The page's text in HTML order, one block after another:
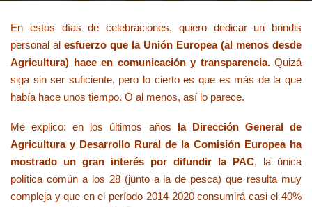
En estos días de celebraciones, quiero dedicar un brindis
personal al esfuerzo que la Unión Europea (al menos desde
Agricultura) hace en comunicación y transparencia.Quizá
siga sin ser suficiente, pero lo cierto es que es más de la que
había hace unos tiempo. O al menos, así lo parece.
Me explico: en los últimos años la Dirección General de
Agricultura y Desarrollo Rural de la Comisión Europea ha
mostrado un gran interés por difundir la PAC, la única
política común a los 28 (junto a la de pesca) que resulta muy
compleja y que en el período 2014-2020 consumirá casi el 40%